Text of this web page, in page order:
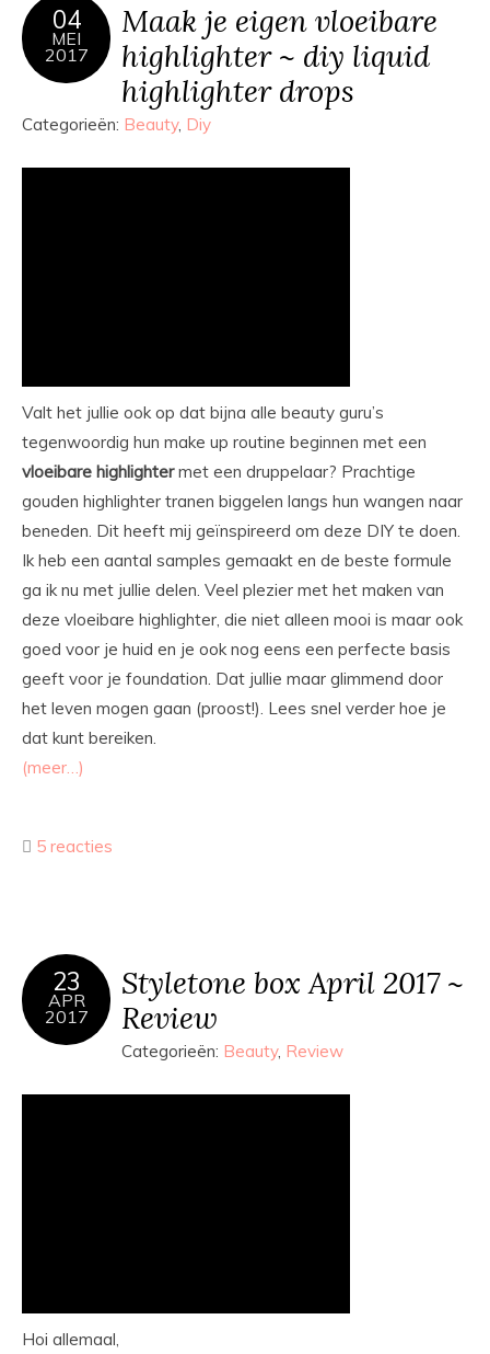
04
MEI
2017
Maak je eigen vloeibare
highlighter ~ diy liquid
highlighter drops
Categorieën: Beauty, Diy
Valt het jullie ook op dat bijna alle beauty guru’s
tegenwoordig hun make up routine beginnen met een
vloeibare highlightermet een druppelaar? Prachtige
gouden highlighter tranen biggelen langs hun wangen naar
beneden. Dit heeft mij geïnspireerd om deze DIY te doen.
Ik heb een aantal samples gemaakt en de beste formule
ga ik nu met jullie delen. Veel plezier met het maken van
deze vloeibare highlighter, die niet alleen mooi is maar ook
goed voor je huid en je ook nog eens een perfecte basis
geeft voor je foundation. Dat jullie maar glimmend door
het leven mogen gaan (proost!). Lees snel verder hoe je
dat kunt bereiken.
(meer…)
5 reacties
23
APR
2017
Styletone box April 2017 ~
Review
Categorieën: Beauty, Review
Hoi allemaal,